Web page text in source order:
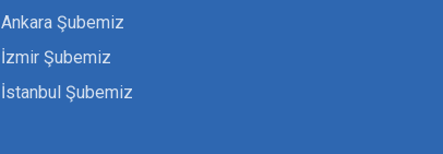
Ankara Şubemiz
İzmir Şubemiz
İstanbul Şubemiz